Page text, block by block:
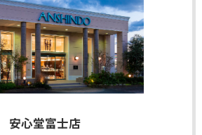
安心堂富士店